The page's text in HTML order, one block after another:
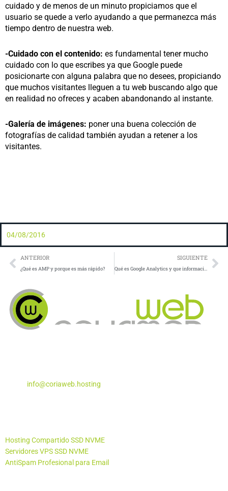
cuidado y de menos de un minuto propiciamos que el
usuario se quede a verlo ayudando a que permanezca más
tiempo dentro de nuestra web.
-Cuidado con el contenido: es fundamental tener mucho
cuidado con lo que escribes ya que Google puede
posicionarte con alguna palabra que no desees, propiciando
que muchos visitantes lleguen a tu web buscando algo que
en realidad no ofreces y acaben abandonando al instante.
-Galería de imágenes: poner una buena colección de
fotografías de calidad también ayudan a retener a los
visitantes.
04/08/2016
Prev
ANTERIOR
¿Qué es AMP y porque es más rápido?
SIGUIENTE
Qué es Google Analytics y que información nos puede aportar
info@coriaweb.hosting
Hosting Compartido SSD NVME
Servidores VPS SSD NVME
AntiSpam Profesional para Email